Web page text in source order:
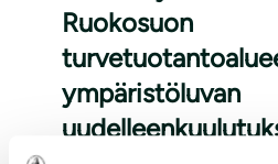
Ruokosuon
ympäristöluvan